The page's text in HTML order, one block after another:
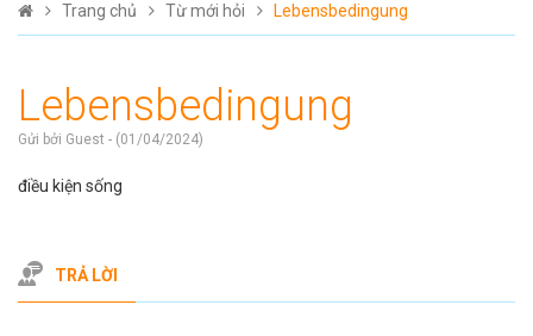
Trang chủ Từ mới hỏi Lebensbedingung
Lebensbedingung
Gửi bởi Guest - (01/04/2024)
điều kiện sống
TRẢ LỜI